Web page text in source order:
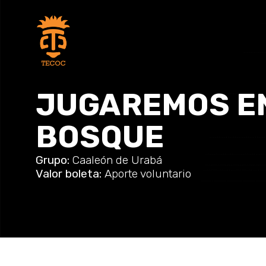
JUGAREMOS
BOSQUE
Grupo: Caaleón de Urabá
Valor boleta: Aporte voluntario